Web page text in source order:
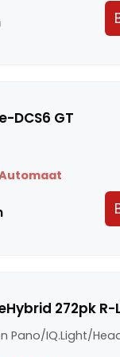
DCS6 GT
272pk R-
Pano/IQ.Light/